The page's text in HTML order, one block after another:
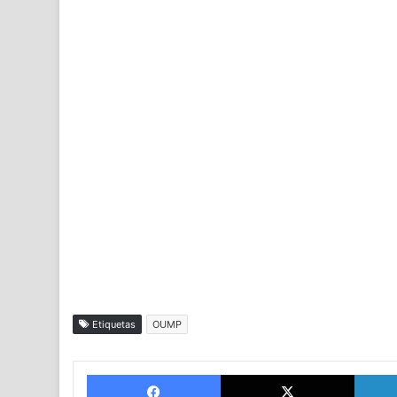
Etiquetas OUMP
Facebook X